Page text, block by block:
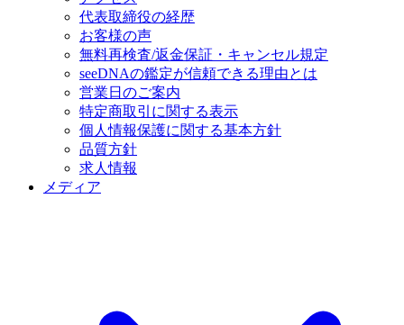
代表取締役の経歴
お客様の声
無料再検査/返金保証・キャンセル規定
seeDNAの鑑定が信頼できる理由とは
営業日のご案内
特定商取引に関する表示
個人情報保護に関する基本方針
品質方針
求人情報
メディア